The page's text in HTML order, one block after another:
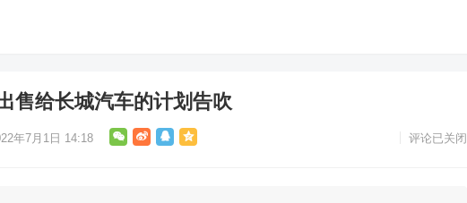
售给长城汽车的计划告吹
年7月1日 14:18 评论已关闭